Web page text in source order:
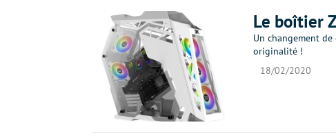
Le boîtier
Un changement
originalité !
18/02/2020